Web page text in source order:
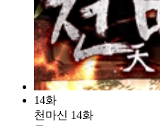
14화
천마신 14화